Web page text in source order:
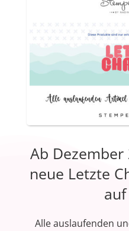
Ab
neue Letzte
Alle auslaufenden